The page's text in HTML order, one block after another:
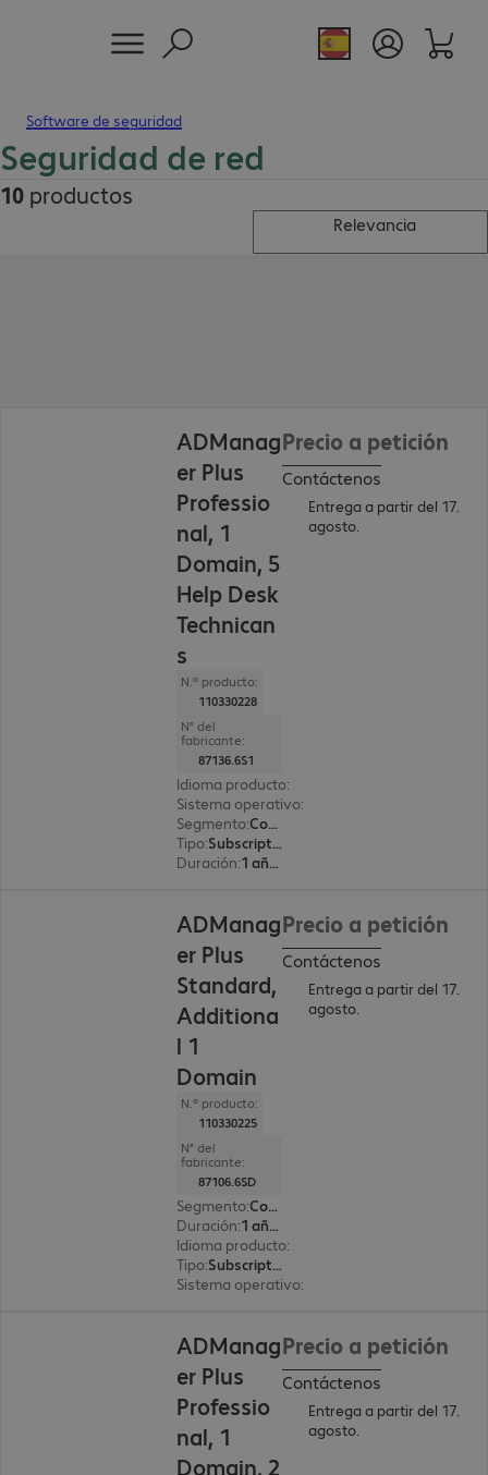
Software de seguridad
Seguridad de red
10 productos
Relevancia
ADManag
er Plus
Professio
nal, 1
Domain, 5
Help Desk
Technican
s
N.º producto:
110330228
N° del
fabricante:
87136.6S1
Idioma producto:
Sistema operativo:
Segmento:
Corporate
Tipo:
Subscription
Duración: 1 año(s)
Precio a petición
Contáctenos
Entrega a partir del 17.
agosto.
ADManag
er Plus
Standard,
Additiona
l 1
Domain
N.º producto:
110330225
N° del
fabricante:
87106.6SD
Segmento:
Corporate
Duración:
1 año(s)
Idioma producto:
Tipo:
Subscription
Sistema operativo:
Precio a petición
Contáctenos
Entrega a partir del 17.
agosto.
ADManag
er Plus
Professio
nal, 1
Domain, 2
Precio a petición
Contáctenos
Entrega a partir del 17.
agosto.